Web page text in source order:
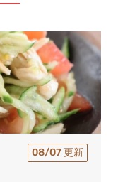
08/07 更新